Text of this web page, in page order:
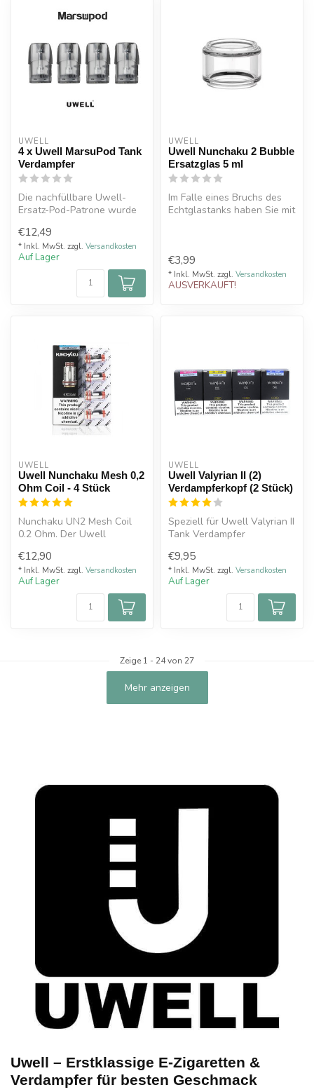
UWELL
4 x Uwell MarsuPod Tank
Verdampfer
Die nachfüllbare Uwell-
Ersatz-Pod-Patrone wurde
PCC Pod-S...
€12,49
* Inkl. MwSt. zzgl. Versandkosten
Auf Lager
UWELL
Uwell Nunchaku 2 Bubble
Ersatzglas 5 ml
Im Falle eines Bruchs des
Echtglastanks haben Sie mit
€3,99
* Inkl. MwSt. zzgl. Versandkosten
AUSVERKAUFT!
UWELL
Uwell Nunchaku Mesh 0,2
Ohm Coil - 4 Stück
Nunchaku UN2 Mesh Coil
0.2 Ohm. Der Uwell
Verdampferkopf ist fü...
€12,90
* Inkl. MwSt. zzgl. Versandkosten
Auf Lager
UWELL
Uwell Valyrian II (2)
Verdampferkopf (2 Stück)
Speziell für Uwell Valyrian II
Tank Verdampfer
Zerstäuberköpfe v...
€9,95
* Inkl. MwSt. zzgl. Versandkosten
Auf Lager
Zeige 1 - 24von 27
Mehr anzeigen
Uwell – Erstklassige E-Zigaretten &
Verdampfer für besten Geschmack